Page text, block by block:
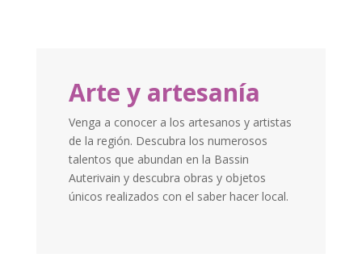
Arte y artesanía
Venga a conocer a los artesanos y artistas
de la región. Descubra los numerosos
talentos que abundan en la Bassin
Auterivain y descubra obras y objetos
únicos realizados con el saber hacer local.